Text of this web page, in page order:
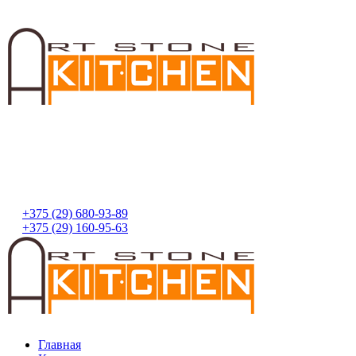
+375 (29) 680-93-89
+375 (29) 160-95-63
Главная